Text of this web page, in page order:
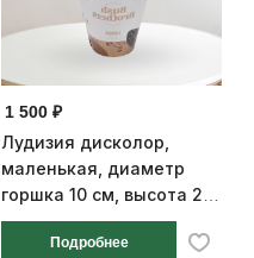
1 500 ₽
Лудизия дисколор,
маленькая, диаметр
горшка 10 см, высота 25
см
Подробнее